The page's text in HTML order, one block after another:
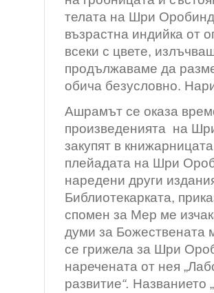
телата на Шри
възрастна индийка от
всеки с цвете,
продължаваме да
обича безусловно.
Ашрамът се оказа
произведенията на
закупят в
плейадата на Шри
наредени други
Библиотекарката,
спомен за Мер ме
думи за Божествената
се грижела за Шри
наречената от нея
развитие“. Названието